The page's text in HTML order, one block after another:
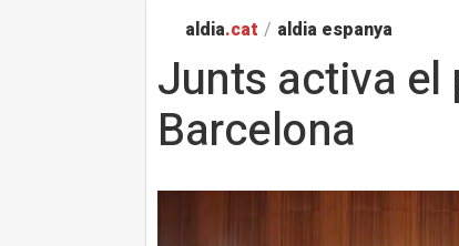
aldia.cat / aldia espanya
Junts activa el
Barcelona